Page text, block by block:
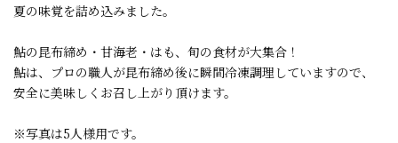
夏の味覚を詰め込みました。
鮎の昆布締め・甘海老・はも、旬の食材が大集合！
鮎は、プロの職人が昆布締め後に瞬間冷凍調理していますので、
安全に美味しくお召し上がり頂けます。
※写真は5人様用です。